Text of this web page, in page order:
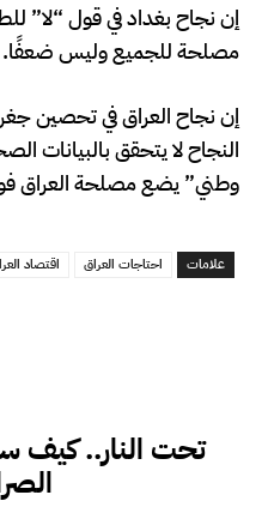
إن نجاح بغداد في قول “لا”
مصلحة للجميع وليس ضعفًا.
إن نجاح العراق في تحصين
النجاح لا يتحقق بالبيانات
وطني” يضع مصلحة العراق
علامات احتاجات العراق اقتصاد
تحت النار.. كيف